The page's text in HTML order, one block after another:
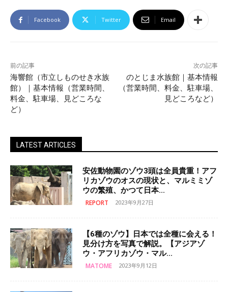
Facebook Twitter Email
前の記事
海響館（市立しものせき水族
館）｜基本情報（営業時間、
料金、駐車場、見どころな
ど）
次の記事
のとじま水族館｜基本情報
（営業時間、料金、駐車場、
見どころなど）
LATEST ARTICLES
安佐動物園のゾウ3頭は全員貴重！アフ
リカゾウのオスの現状と、マルミミゾ
ウの繁殖、かつて日本...
REPORT 2023年9月27日
【6種のゾウ】日本では全種に会える！
見分け方を写真で解説。【アジアゾ
ウ・アフリカゾウ・マル...
MATOME 2023年9月12日